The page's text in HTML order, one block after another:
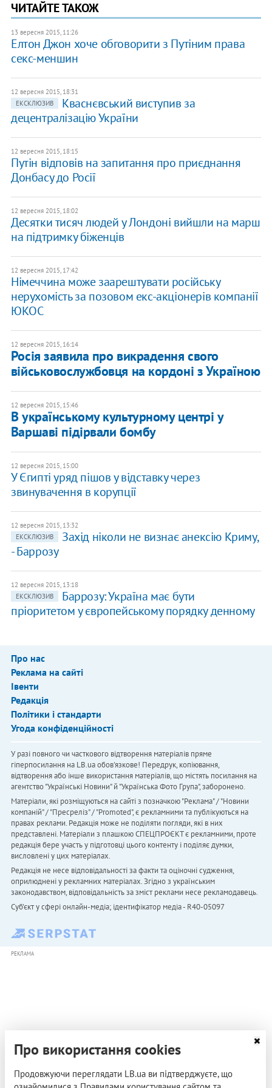
ЧИТАЙТЕ ТАКОЖ
13 вересня 2015, 11:26
Елтон Джон хоче обговорити з Путіним права
секс-меншин
12 вересня 2015, 18:31
ЕКСКЛЮЗИВ
Кваснєвський виступив за
децентралізацію України
12 вересня 2015, 18:15
Путін відповів на запитання про приєднання
Донбасу до Росії
12 вересня 2015, 18:02
Десятки тисяч людей у Лондоні вийшли на марш
на підтримку біженців
12 вересня 2015, 17:42
Німеччина може заарештувати російську
нерухомість за позовом екс-акціонерів компанії
ЮКОС
12 вересня 2015, 16:14
Росія заявила про викрадення свого
військовослужбовця на кордоні з Україною
12 вересня 2015, 15:46
В українському культурному центрі у
Варшаві підірвали бомбу
12 вересня 2015, 15:00
У Єгипті уряд пішов у відставку через
звинувачення в корупції
12 вересня 2015, 13:32
ЕКСКЛЮЗИВ
Захід ніколи не визнає анексію Криму,
- Баррозу
12 вересня 2015, 13:18
ЕКСКЛЮЗИВ
Баррозу: Україна має бути
пріоритетом у європейському порядку денному
Про нас
Реклама на сайті
Івенти
Редакція
Політики і стандарти
Угода конфіденційності
У разі повного чи часткового відтворення матеріалів пряме
гіперпосилання на LB.ua обов'язкове! Передрук, копіювання,
відтворення або інше використання матеріалів, що містять посилання на
агентство "Українськi Новини" й "Українська Фото Група", заборонено.
Матеріали, які розміщуються на сайті з позначкою "Реклама" / "Новини
компаній" / "Пресреліз" / "Promoted", є рекламними та публікуються на
правах реклами. Редакція може не поділяти погляди, які в них
представлені. Матеріали з плашкою СПЕЦПРОЄКТ є рекламними, проте
редакція бере участь у підготовці цього контенту і поділяє думки,
висловлені у цих матеріалах.
Редакція не несе відповідальності за факти та оціночні судження,
оприлюднені у рекламних матеріалах. Згідно з українським
законодавством, відповідальність за зміст реклами несе рекламодавець.
Cуб'єкт у сфері онлайн-медіа; ідентифікатор медіа - R40-05097
РЕКЛАМА
Про використання cookies
Продовжуючи переглядати LB.ua ви підтверджуєте, що